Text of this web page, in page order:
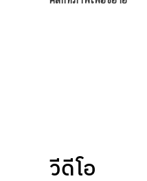
วีดีโอ